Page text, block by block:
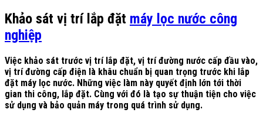
Khảo sát vị trí lắp đặt máy lọc nước công
nghiệp
Việc khảo sát trước vị trí lắp đặt, vị trí đường nước cấp đầu vào,
vị trí đường cấp điện là khâu chuẩn bị quan trọng trước khi lắp
đặt máy lọc nước. Những việc làm này quyết định lớn tới thời
gian thi công, lắp đặt. Cùng với đó là tạo sự thuận tiện cho việc
sử dụng và bảo quản máy trong quá trình sử dụng.